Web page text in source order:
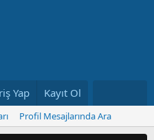
Yeni Kullanıcılar
Yap Kayıt Ol
Profil Mesajlarında Ara